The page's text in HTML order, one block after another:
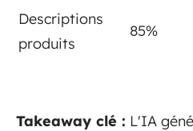
Descriptions
produits
85%
Takeaway clé : L'IA